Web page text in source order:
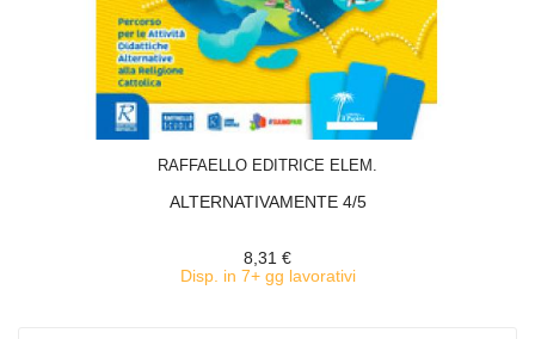
RAFFAELLO EDITRICE ELEM.
ALTERNATIVAMENTE 4/5
8,31 €
Disp. in 7+ gg lavorativi